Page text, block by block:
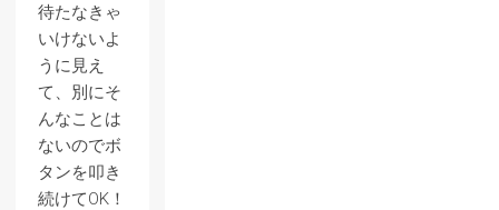
待たなきゃ
いけないよ
うに見え
て、別にそ
んなことは
ないのでボ
タンを叩き
続けてOK！